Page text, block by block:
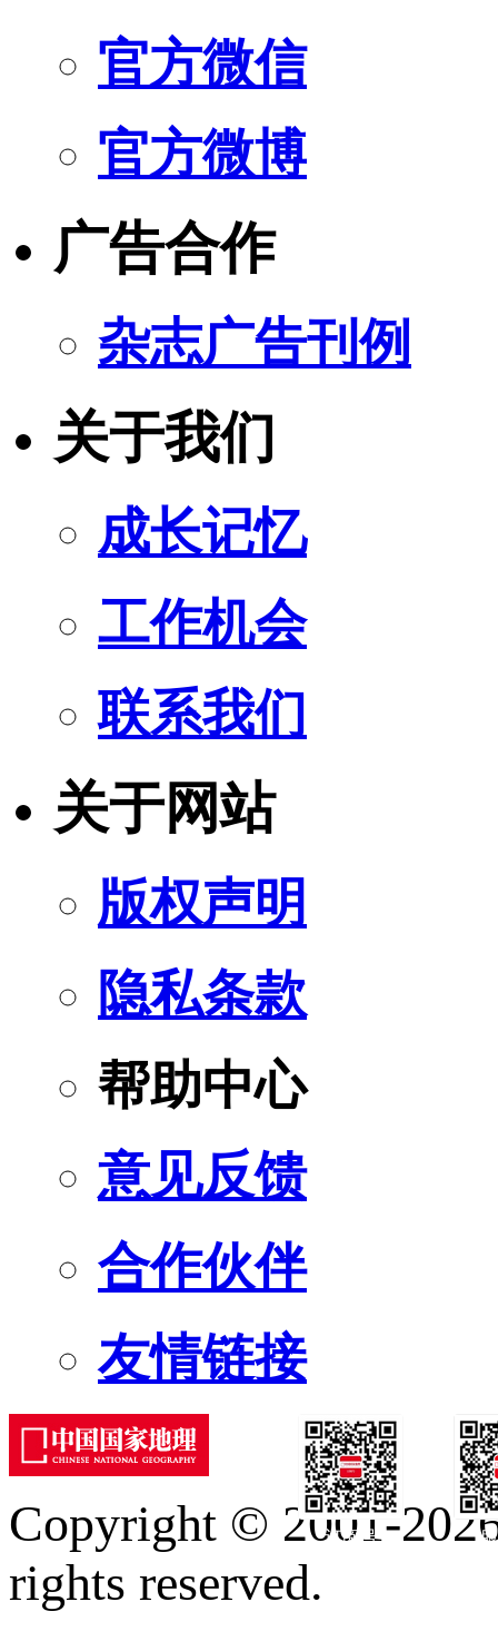
官方微信
官方微博
广告合作
杂志广告刊例
关于我们
成长记忆
工作机会
联系我们
关于网站
版权声明
隐私条款
帮助中心
意见反馈
合作伙伴
友情链接
订阅号
Copyright © 2001-
rights reserved.